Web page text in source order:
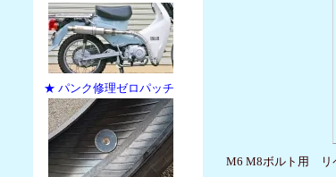
★ パンク修理ゼロパッチ
M6 M8ボルト用 リ